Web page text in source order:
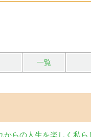
一覧
からの人生を楽しく私